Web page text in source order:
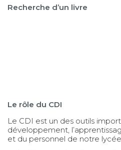
Recherche d’un livre
Le rôle du CDI
Le CDI est un des outils
développement,
et du personnel de notre